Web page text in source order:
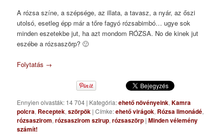
A rózsa színe, a szépsége, az illata, a tavasz, a nyár, az őszi
utolsó, esetleg épp már a tőre fagyó rózsabimbó… ugye sok
minden eszetekbe jut, ha azt mondom RÓZSA. No de kinek jut
eszébe a rózsaszörp? 🙂
Folytatás →
Ennyien olvasták: 14 704 | Kategória:ehető növényeink,Kamra
polcra, Receptek,szörpök |Címke:ehető virágok, Rózsa limonádé,
rózsaszirom,rózsaszirom szirup,rózsaszörp |Minden vélemény
számít!